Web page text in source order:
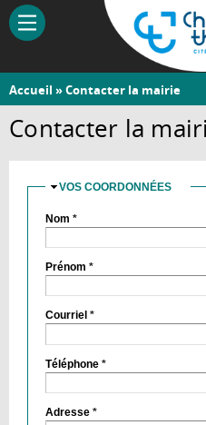
Aller
contenu
Vous
êtes
ici
Accueil » Contacter la mairie
Contacter la
MASQUER
VOS COORDONNÉES
Nom*
Prénom*
Courriel*
Téléphone*
Adresse*